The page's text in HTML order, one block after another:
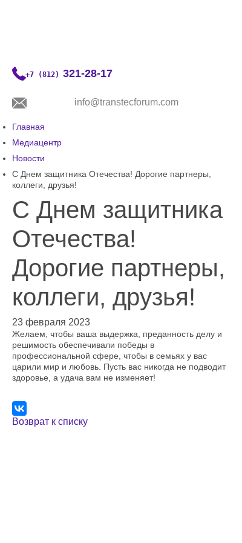
info@transtecforum.com
+7 (812) 321-28-17
О форуме
Деловая программа
Выставка
Контакты
Главная
Медиацентр
Новости
С Днем защитника Отечества! Дорогие партнеры,
коллеги, друзья!
С Днем защитника
Отечества!
Дорогие партнеры,
коллеги, друзья!
23 февраля 2023
Желаем, чтобы ваша выдержка, преданность делу и
решимость обеспечивали победы в
профессиональной сфере, чтобы в семьях у вас
царили мир и любовь. Пусть вас никогда не подводит
здоровье, а удача вам не изменяет!
Возврат к списку